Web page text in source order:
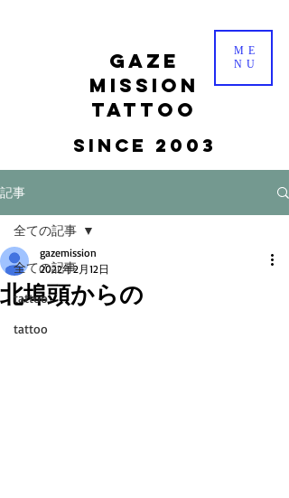
gaze
mission
tattoo
Since 2003
ME
NU
記事
全ての記事
tattoo
tattoo
全ての記事
北埠頭からの
gazemission
2022年2月12日